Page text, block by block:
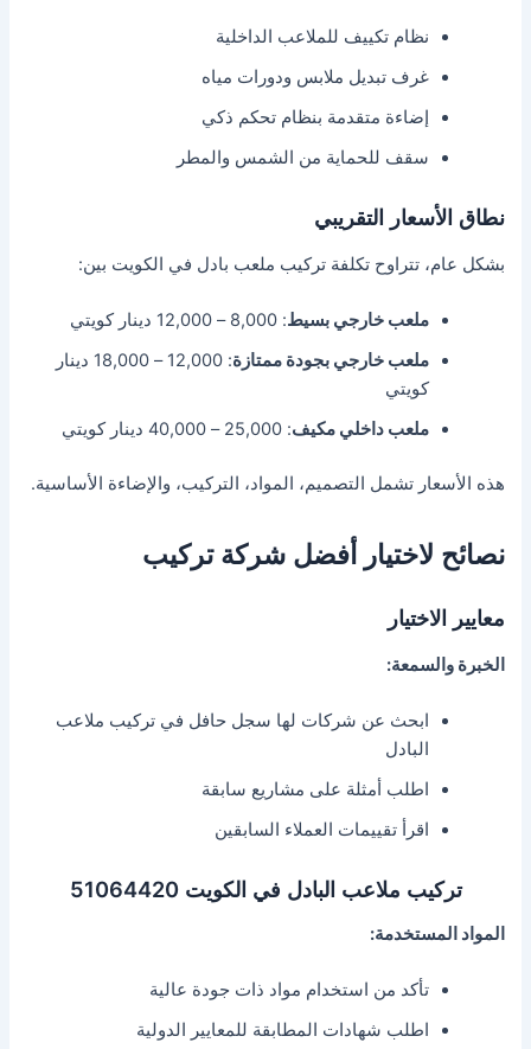
نظام تكييف للملاعب الداخلية
غرف تبديل ملابس ودورات مياه
إضاءة متقدمة بنظام تحكم ذكي
سقف للحماية من الشمس والمطر
نطاق الأسعار التقريبي
بشكل عام، تتراوح تكلفة تركيب ملعب بادل في الكويت بين:
ملعب خارجي بسيط: 8,000 – 12,000 دينار كويتي
ملعب خارجي بجودة ممتازة
: 12,000 – 18,000 دينار
كويتي
ملعب داخلي مكيف: 25,000 – 40,000 دينار كويتي
هذه الأسعار تشمل التصميم، المواد، التركيب، والإضاءة الأساسية.
نصائح لاختيار أفضل شركة تركيب
معايير الاختيار
الخبرة والسمعة:
ابحث عن شركات لها سجل حافل في تركيب ملاعب
البادل
اطلب أمثلة على مشاريع سابقة
اقرأ تقييمات العملاء السابقين
تركيب ملاعب البادل في الكويت 51064420
المواد المستخدمة:
تأكد من استخدام مواد ذات جودة عالية
اطلب شهادات المطابقة للمعايير الدولية